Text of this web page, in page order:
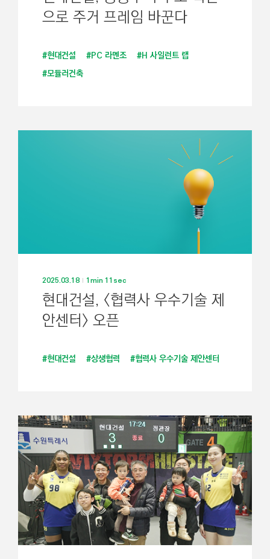
으로 주거 프레임 바꾼다
#현대건설 #PC 라멘조
#H 사일런트 랩
#모듈러건축
2025.03.18 1min 11sec
현대건설, <협력사 우수기술 제
안센터> 오픈
#현대건설 #상생협력 #협력사 우수기술 제안센터